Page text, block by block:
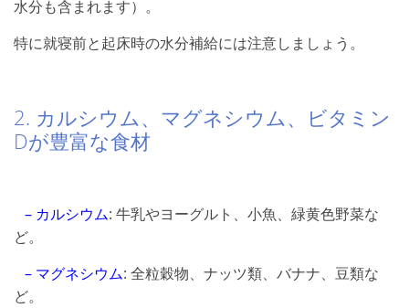
水分も含まれます）。
特に就寝前と起床時の水分補給には注意しましょう。
2. カルシウム、マグネシウム、ビタミン
Dが豊富な食材
– カルシウム: 牛乳やヨーグルト、小魚、緑黄色野菜な
ど。
– マグネシウム: 全粒穀物、ナッツ類、バナナ、豆類な
ど。